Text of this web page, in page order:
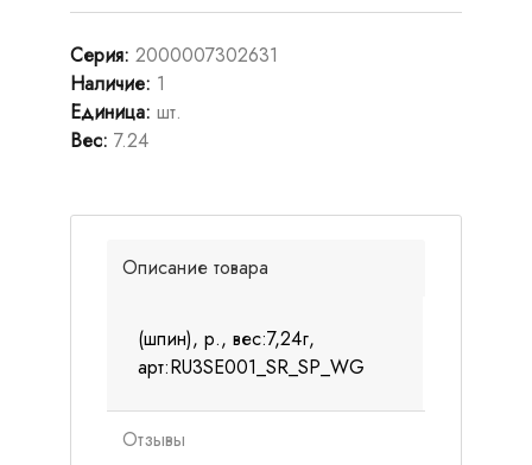
Серия: 2000007302631
Наличие: 1
Единица: шт.
Вес: 7.24
Описание товара
(шпин), р., вес:7,24г,
арт:RU3SE001_SR_SP_WG
Отзывы